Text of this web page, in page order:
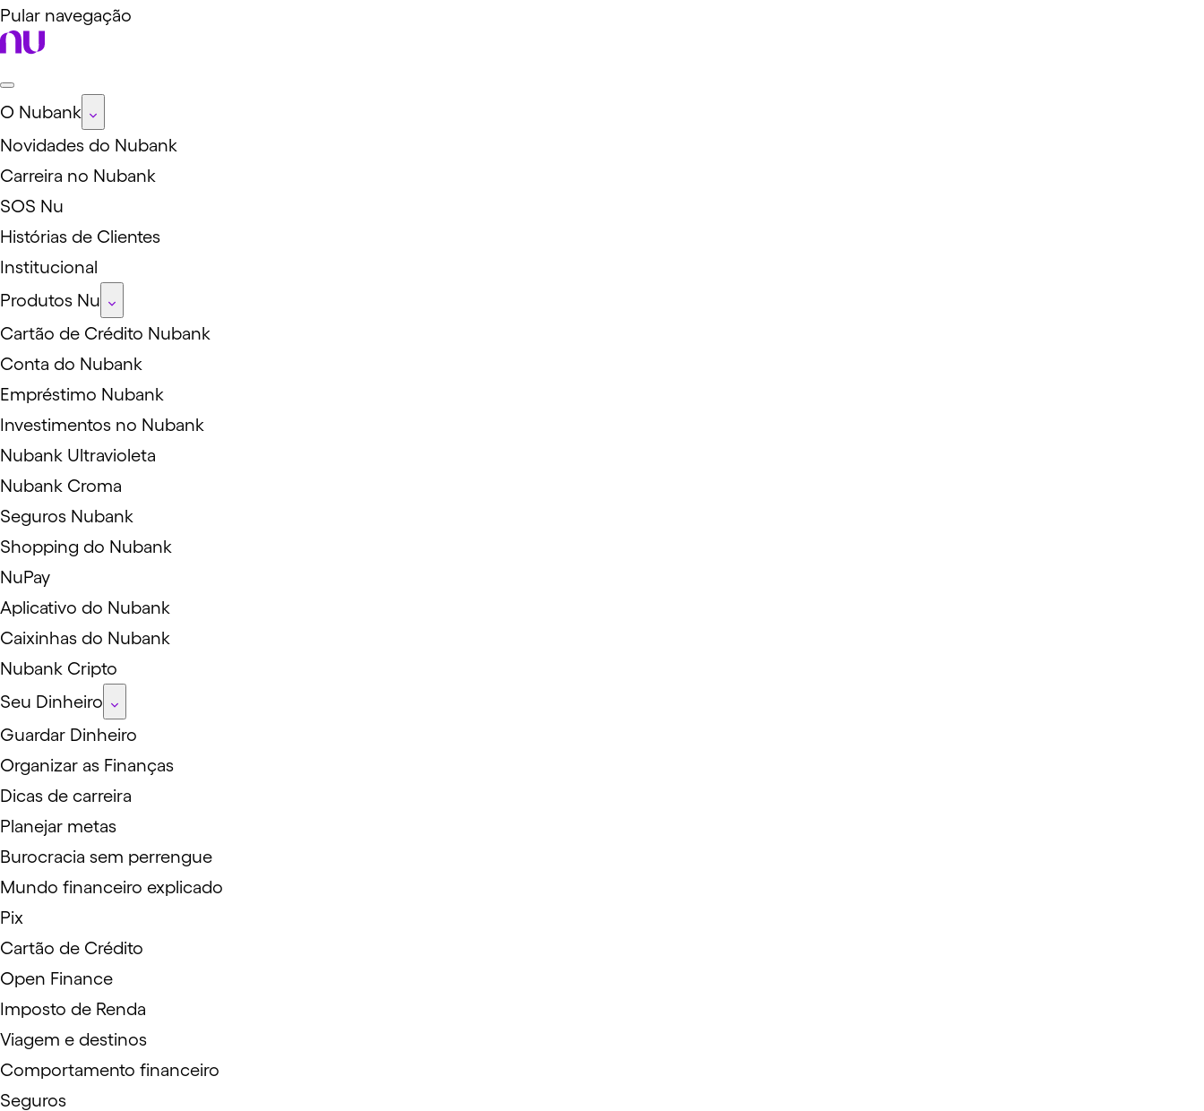
Pular navegação
O Nubank
Novidades do Nubank
Carreira no Nubank
SOS Nu
Histórias de Clientes
Institucional
Produtos Nu
Cartão de Crédito Nubank
Conta do Nubank
Empréstimo Nubank
Investimentos no Nubank
Nubank Ultravioleta
Nubank Croma
Seguros Nubank
Shopping do Nubank
NuPay
Aplicativo do Nubank
Caixinhas do Nubank
Nubank Cripto
Seu Dinheiro
Guardar Dinheiro
Organizar as Finanças
Dicas de carreira
Planejar metas
Burocracia sem perrengue
Mundo financeiro explicado
Pix
Cartão de Crédito
Open Finance
Imposto de Renda
Viagem e destinos
Comportamento financeiro
Seguros